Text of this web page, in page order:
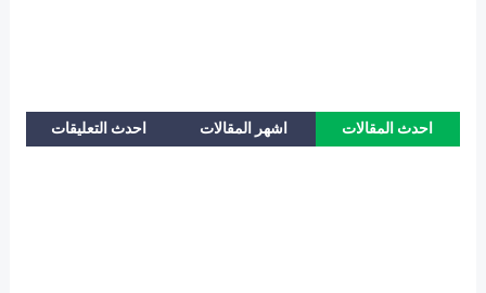
احدث المقالات اشهر المقالات احدث التعليقات